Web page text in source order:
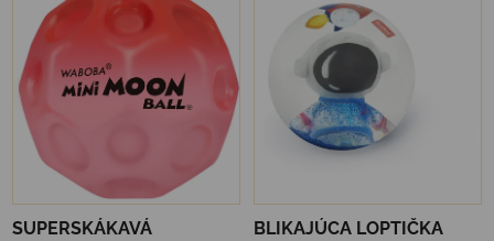
SUPERSKÁKAVÁ
BLIKAJÚCA LOPTIČKA